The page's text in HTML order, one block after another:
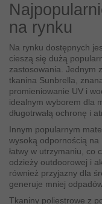
na rynku
Na rynku dostępnych
cieszą się dużą
zastosowania. Jednym
tkanina Sunbrella,
promieniowanie UV i
idealnym wyborem dla
długotrwałą ochronę i
Innym popularnym
wysoką odpornością na
łatwy w utrzymaniu, co
odzieży outdoorowej i
również przyjazny dla
generuje mniej
Tkaniny poliestrowe z